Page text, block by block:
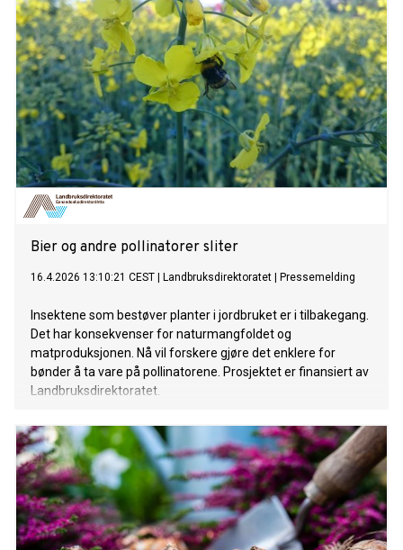
Bier og andre pollinatorer sliter
16.4.2026 13:10:21 CEST Landbruksdirektoratet Pressemelding
Insektene som bestøver planter i jordbruket er i tilbakegang.
Det har konsekvenser for naturmangfoldet og
matproduksjonen. Nå vil forskere gjøre det enklere for
bønder å ta vare på pollinatorene. Prosjektet er finansiert av
Landbruksdirektoratet.